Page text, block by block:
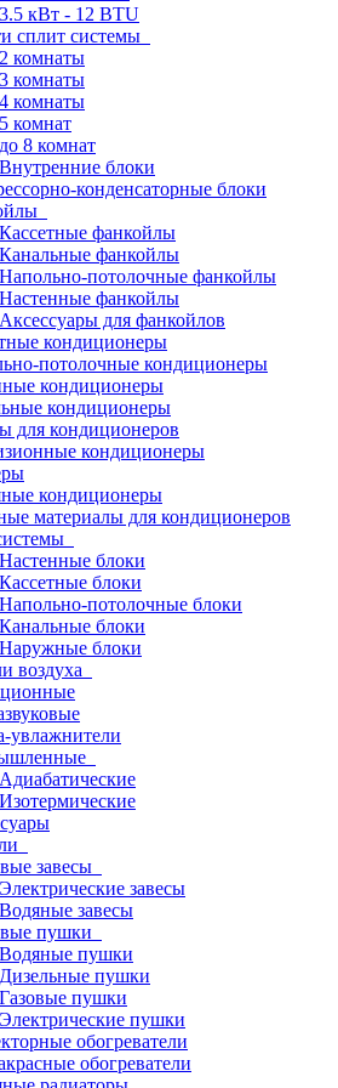
3.5 кВт - 12 BTU
сплит системы
2 комнаты
3 комнаты
4 комнаты
5 комнат
до 8 комнат
Внутренние блоки
конденсаторные блоки
Кассетные фанкойлы
Канальные фанкойлы
Напольно-потолочные фанкойлы
Настенные фанкойлы
Аксессуары для фанкойлов
кондиционеры
потолочные кондиционеры
кондиционеры
кондиционеры
для кондиционеров
кондиционеры
кондиционеры
материалы для кондиционеров
Настенные блоки
Кассетные блоки
Напольно-потолочные блоки
Канальные блоки
Наружные блоки
воздуха
увлажнители
Адиабатические
Изотермические
завесы
Электрические завесы
Водяные завесы
пушки
Водяные пушки
Дизельные пушки
Газовые пушки
Электрические пушки
обогреватели
обогреватели